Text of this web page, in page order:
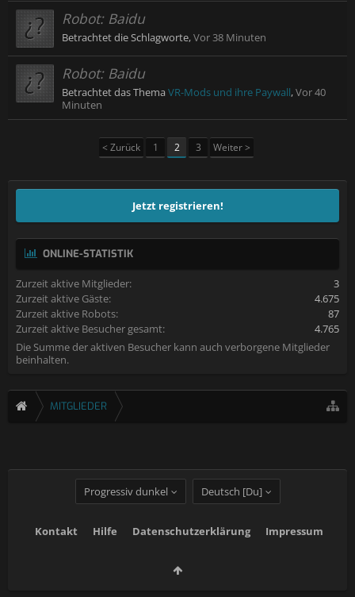
Robot: Baidu
Betrachtet die Schlagworte,Vor 38 Minuten
Robot: Baidu
Betrachtet das ThemaVR-Mods und ihre Paywall,Vor 40
Minuten
< Zurück 1 2 3 Weiter >
Jetzt registrieren!
ONLINE-STATISTIK
Zurzeit aktive Mitglieder:
3
Zurzeit aktive Gäste:
4.675
Zurzeit aktive Robots:
87
Zurzeit aktive Besucher gesamt:
4.765
Die Summe der aktiven Besucher kann auch verborgene Mitglieder
beinhalten.
MITGLIEDER
Progressiv dunkel Deutsch [Du]
Kontakt Hilfe Datenschutzerklärung Impressum